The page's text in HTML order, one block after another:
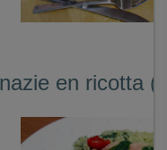
en ricotta